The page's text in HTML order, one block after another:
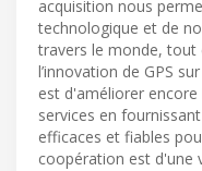
acquisition nous
technologique et de
travers le monde, tout
l’innovation de GPS
est d'améliorer
services en
efficaces et fiables
coopération est d'une